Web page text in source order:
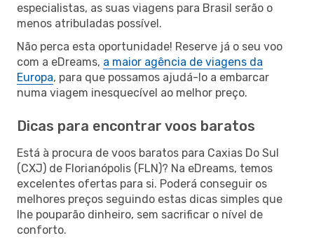
especialistas, as suas viagens para Brasil serão o
menos atribuladas possível.
Não perca esta oportunidade! Reserve já o seu voo
com a eDreams, a maior agência de viagens da
Europa, para que possamos ajudá-lo a embarcar
numa viagem inesquecível ao melhor preço.
Dicas para encontrar voos baratos
Está à procura de voos baratos para Caxias Do Sul
(CXJ) de Florianópolis (FLN)? Na eDreams, temos
excelentes ofertas para si. Poderá conseguir os
melhores preços seguindo estas dicas simples que
lhe pouparão dinheiro, sem sacrificar o nível de
conforto.